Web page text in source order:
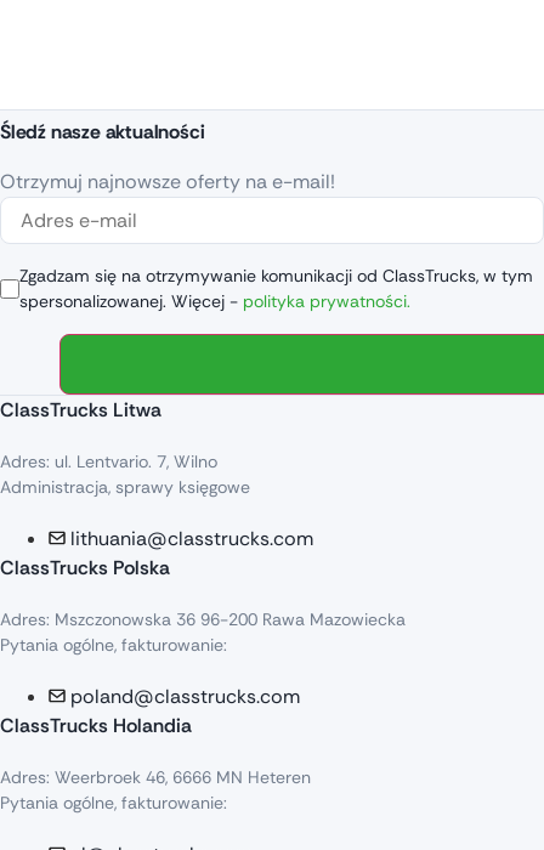
Śledź nasze aktualności
Otrzymuj najnowsze oferty na e-mail!
Zgadzam się na otrzymywanie komunikacji od ClassTrucks, w tym
spersonalizowanej. Więcej - polityka prywatności.
ClassTrucks Litwa
Adres: ul. Lentvario. 7, Wilno
Administracja, sprawy księgowe
lithuania@classtrucks.com
ClassTrucks Polska
Adres: Mszczonowska 36 96-200 Rawa Mazowiecka
Pytania ogólne, fakturowanie:
poland@classtrucks.com
ClassTrucks Holandia
Adres: Weerbroek 46, 6666 MN Heteren
Pytania ogólne, fakturowanie: